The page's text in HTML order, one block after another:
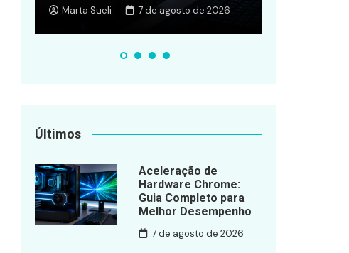
Marta Sueli 7 de agosto de 2026
Últimos
Aceleração de
Hardware Chrome:
Guia Completo para
Melhor Desempenho
7 de agosto de 2026